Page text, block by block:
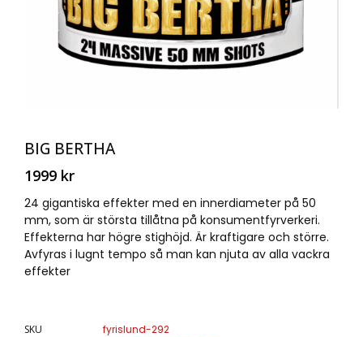
BIG BERTHA
1999 kr
24 gigantiska effekter med en innerdiameter på 50
mm, som är största tillåtna på konsumentfyrverkeri.
Effekterna har högre stighöjd. Är kraftigare och större.
Avfyras i lugnt tempo så man kan njuta av alla vackra
effekter
SKU
fyrislund-292